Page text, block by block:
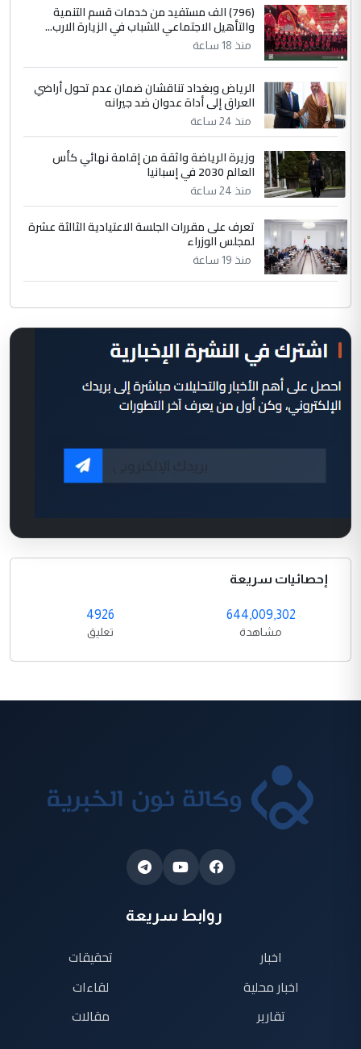
(796) الف مستفيد من خدمات قسم التنمية
والتأهيل الاجتماعي للشباب في الزيارة الارب...
منذ 18 ساعة
الرياض وبغداد تناقشان ضمان عدم تحول أراضي
العراق إلى أداة عدوان ضد جيرانه
منذ 24 ساعة
وزيرة الرياضة واثقة من إقامة نهائي كأس
العالم 2030 في إسبانيا
منذ 24 ساعة
تعرف على مقررات الجلسة الاعتيادية الثالثة عشرة
لمجلس الوزراء
منذ 19 ساعة
إحصائيات سريعة
644,009,302
مشاهدة
4926
تعليق
روابط سريعة
اخبار
اخبار محلية
تقارير
تحقيقات
لقاءات
مقالات